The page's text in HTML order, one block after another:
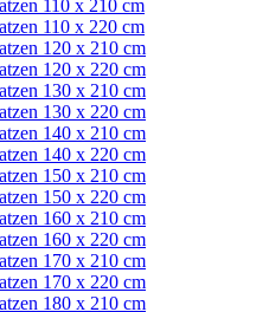
110 x 210 cm
110 x 220 cm
120 x 210 cm
120 x 220 cm
130 x 210 cm
130 x 220 cm
140 x 210 cm
140 x 220 cm
150 x 210 cm
150 x 220 cm
160 x 210 cm
160 x 220 cm
170 x 210 cm
170 x 220 cm
180 x 210 cm